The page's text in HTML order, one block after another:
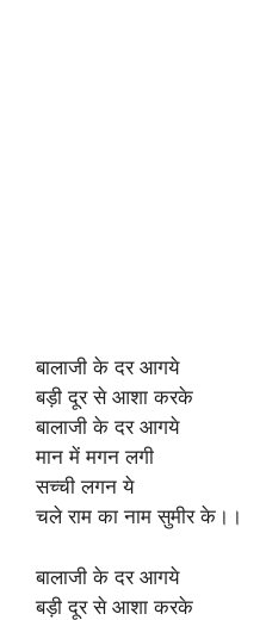
बालाजी के दर आगये
बड़ी दूर से आशा करके
बालाजी के दर आगये
मान में मगन लगी
सच्ची लगन ये
चले राम का नाम सुमीर के।।
बालाजी के दर आगये
बड़ी दूर से आशा करके